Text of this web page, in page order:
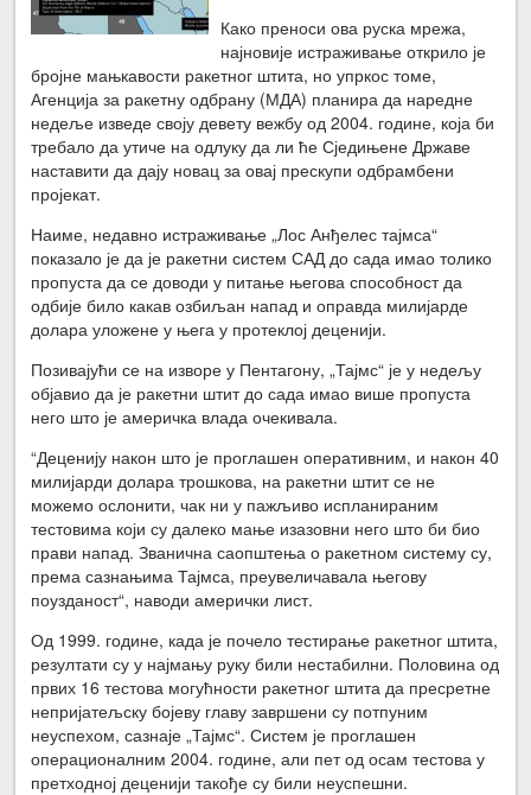
Како преноси ова руска мрежа,
најновије истраживање открило је
бројне мањкавости ракетног штита, но упркос томе,
Агенција за ракетну одбрану (МДА) планира да наредне
недеље изведе своју девету вежбу од 2004. године, која би
требало да утиче на одлуку да ли ће Сједињене Државе
наставити да дају новац за овај прескупи одбрамбени
пројекат.
Наиме, недавно истраживање „Лос Анђелес тајмса“
показало је да је ракетни систем САД до сада имао толико
пропуста да се доводи у питање његова способност да
одбије било какав озбиљан напад и оправда милијарде
долара уложене у њега у протеклој деценији.
Позивајући се на изворе у Пентагону, „Тајмс“ је у недељу
објавио да је ракетни штит до сада имао више пропуста
него што је америчка влада очекивала.
“Деценију након што је проглашен оперативним, и након 40
милијарди долара трошкова, на ракетни штит се не
можемо ослонити, чак ни у пажљиво испланираним
тестовима који су далеко мање изазовни него што би био
прави напад. Званична саопштења о ракетном систему су,
према сазнањима Тајмса, преувеличавала његову
поузданост“, наводи амерички лист.
Од 1999. године, када је почело тестирање ракетног штита,
резултати су у најмању руку били нестабилни. Половина од
првих 16 тестова могућности ракетног штита да пресретне
непријатељску бојеву главу завршени су потпуним
неуспехом, сазнаје „Тајмс“. Систем је проглашен
операционалним 2004. године, али пет од осам тестова у
претходној деценији такође су били неуспешни.